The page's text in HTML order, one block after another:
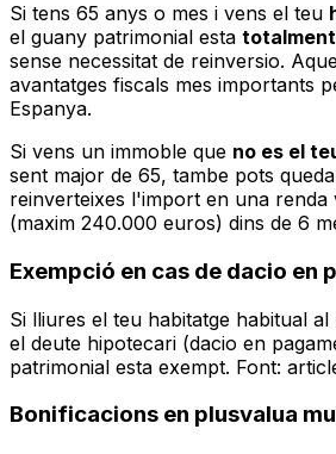
Si tens 65 anys o mes i vens el teu
el guany patrimonial esta
sense necessitat de reinversio.
avantatges fiscals mes importants
Espanya.
Si vens un immoble que no es el
sent major de 65, tambe pots
reinverteixes l'import en una renda
(maxim 240.000 euros) dins de 6
Exempció en cas de dacio en
Si lliures el teu habitatge habitual al
el deute hipotecari (dacio en
patrimonial esta exempt. Font:
Bonificacions en plusvalua